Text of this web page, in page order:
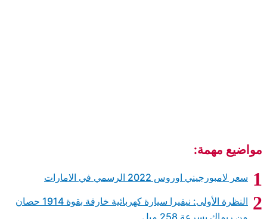
النظرة الأولى: نيفيرا سيارة كهربائية خارقة بقوة 1914 حصان